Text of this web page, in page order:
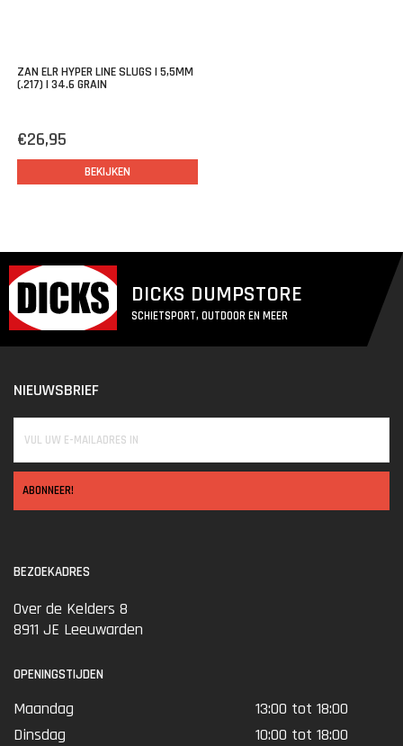
ZAN ELR HYPER LINE SLUGS | 5,5MM
(.217) | 34.6 GRAIN
€26,95
BEKIJKEN
DICKS DUMPSTORE
SCHIETSPORT, OUTDOOR EN MEER
NIEUWSBRIEF
ABONNEER!
BEZOEKADRES
Over de Kelders 8
8911 JE Leeuwarden
OPENINGSTIJDEN
Maandag
13:00 tot 18:00
Dinsdag
10:00 tot 18:00